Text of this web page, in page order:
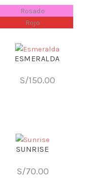
Rosado
Rojo
ESMERALDA
S/150.00
SUNRISE
S/70.00